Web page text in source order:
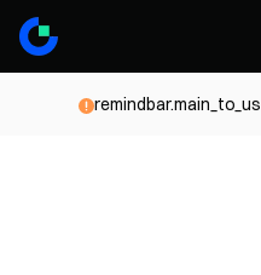
remindbar.main_to_us